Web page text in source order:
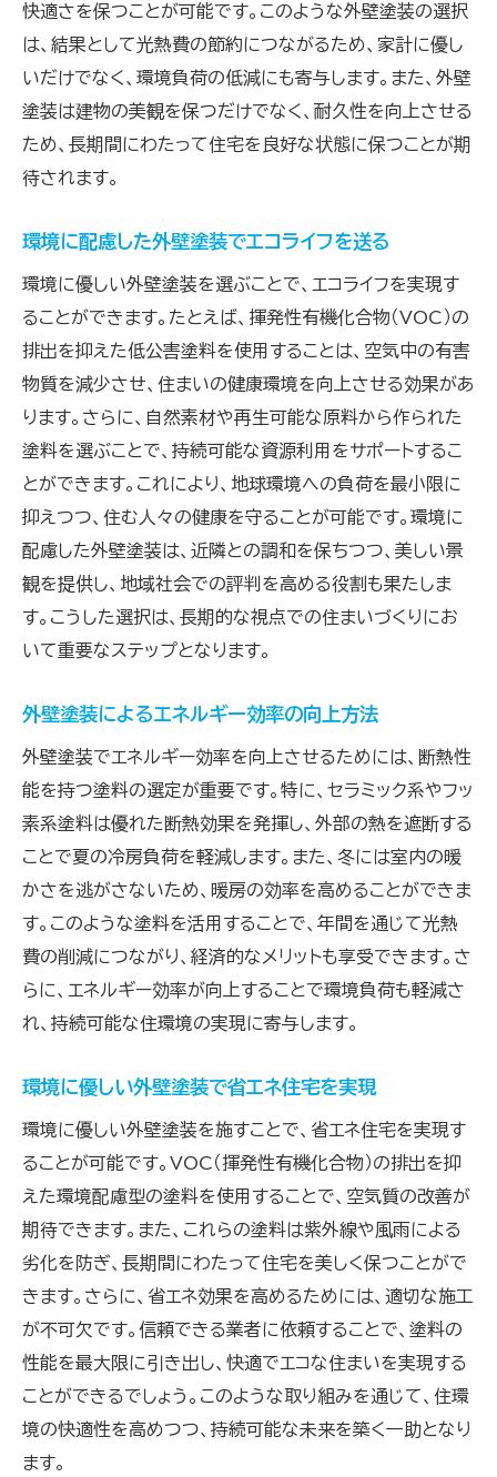
快適さを保つことが可能です。このような外壁塗装の選択
は、結果として光熱費の節約につながるため、家計に優し
いだけでなく、環境負荷の低減にも寄与します。また、外壁
塗装は建物の美観を保つだけでなく、耐久性を向上させる
ため、長期間にわたって住宅を良好な状態に保つことが期
待されます。
環境に配慮した外壁塗装でエコライフを送る
環境に優しい外壁塗装を選ぶことで、エコライフを実現す
ることができます。たとえば、揮発性有機化合物（VOC）の
排出を抑えた低公害塗料を使用することは、空気中の有害
物質を減少させ、住まいの健康環境を向上させる効果があ
ります。さらに、自然素材や再生可能な原料から作られた
塗料を選ぶことで、持続可能な資源利用をサポートするこ
とができます。これにより、地球環境への負荷を最小限に
抑えつつ、住む人々の健康を守ることが可能です。環境に
配慮した外壁塗装は、近隣との調和を保ちつつ、美しい景
観を提供し、地域社会での評判を高める役割も果たしま
す。こうした選択は、長期的な視点での住まいづくりにお
いて重要なステップとなります。
外壁塗装によるエネルギー効率の向上方法
外壁塗装でエネルギー効率を向上させるためには、断熱性
能を持つ塗料の選定が重要です。特に、セラミック系やフッ
素系塗料は優れた断熱効果を発揮し、外部の熱を遮断する
ことで夏の冷房負荷を軽減します。また、冬には室内の暖
かさを逃がさないため、暖房の効率を高めることができま
す。このような塗料を活用することで、年間を通じて光熱
費の削減につながり、経済的なメリットも享受できます。さ
らに、エネルギー効率が向上することで環境負荷も軽減さ
れ、持続可能な住環境の実現に寄与します。
環境に優しい外壁塗装で省エネ住宅を実現
環境に優しい外壁塗装を施すことで、省エネ住宅を実現す
ることが可能です。VOC（揮発性有機化合物）の排出を抑
えた環境配慮型の塗料を使用することで、空気質の改善が
期待できます。また、これらの塗料は紫外線や風雨による
劣化を防ぎ、長期間にわたって住宅を美しく保つことがで
きます。さらに、省エネ効果を高めるためには、適切な施工
が不可欠です。信頼できる業者に依頼することで、塗料の
性能を最大限に引き出し、快適でエコな住まいを実現する
ことができるでしょう。このような取り組みを通じて、住環
境の快適性を高めつつ、持続可能な未来を築く一助となり
ます。